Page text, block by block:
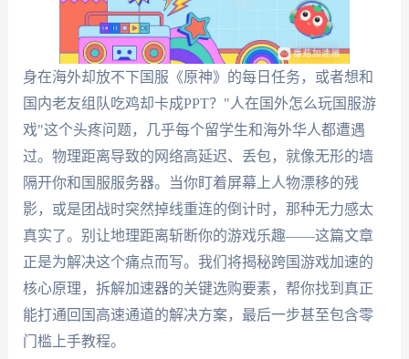
身在海外却放不下国服《原神》的每日任务，或者想和
国内老友组队吃鸡却卡成PPT？"人在国外怎么玩国服游
戏"这个头疼问题，几乎每个留学生和海外华人都遭遇
过。物理距离导致的网络高延迟、丢包，就像无形的墙
隔开你和国服服务器。当你盯着屏幕上人物漂移的残
影，或是团战时突然掉线重连的倒计时，那种无力感太
真实了。别让地理距离斩断你的游戏乐趣——这篇文章
正是为解决这个痛点而写。我们将揭秘跨国游戏加速的
核心原理，拆解加速器的关键选购要素，帮你找到真正
能打通回国高速通道的解决方案，最后一步甚至包含零
门槛上手教程。